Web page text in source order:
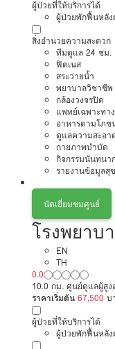
ผู้ป่วยที่ให้บริการได้
ผู้ป่วยพักฟื้นหลัง
สิ่งอำนวยความสะดวก
ทีมดูแล 24 ชม.
ฟิตเนส
สระว่ายน้ำ
พยาบาลวิชาชีพ
กล้องวงจรปิด
แพทย์เฉพาะทาง
อาหารตามโภช
ดูแลความสะอา
กายภาพบำบัด
กิจกรรมนันทนา
รายงานข้อมูลสุ
นัดเยี่ยมชมศูนย์
โรงพยาบ
เวชศาสต
EN
TH
0.0
10.0 กม. ศูนย์ดูแลผู้สู
ราคาเริ่มต้น 67,500 บ
ผู้ป่วยที่ให้บริการได้
ผู้ป่วยพักฟื้นหลัง